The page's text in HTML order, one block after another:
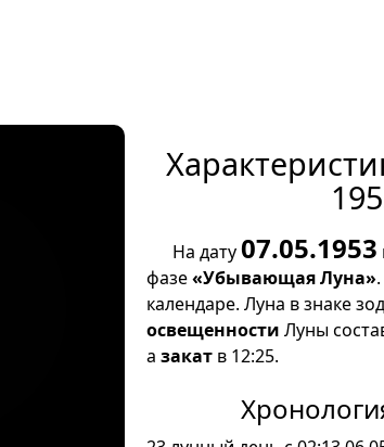
На дату07.05.1953
фазе«Убывающая Луна»
календаре. Луна в знаке
освещенности Луны
а закат в 12:25.